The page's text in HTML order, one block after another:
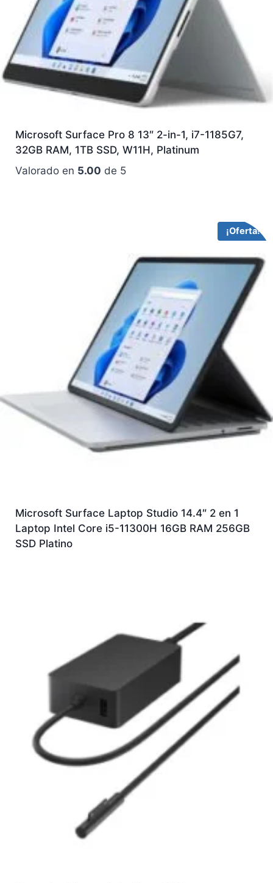
Microsoft Surface Pro 8 13″ 2-in-1, i7-1185G7,
32GB RAM, 1TB SSD, W11H, Platinum
Valorado en 5.00 de 5
¡Oferta!
Microsoft Surface Laptop Studio 14.4″ 2 en 1
Laptop Intel Core i5-11300H 16GB RAM 256GB
SSD Platino